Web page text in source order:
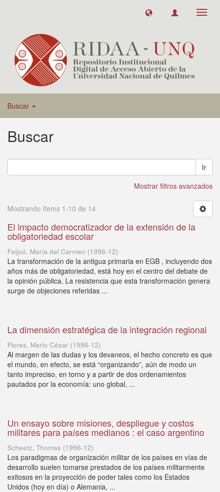
Buscar
Buscar
Ir
Mostrar filtros avanzados
Mostrando ítems 1-10 de 14
El impacto democratizador de la extensión de la
obligatoriedad escolar
Feijoó, María del Carmen (1996-12)
La transformación de la antigua primaria en EGB , incluyendo dos
años más de obligatoriedad, está hoy en el centro del debate de
la opinión pública. La resistencia que esta transformación genera
surge de objeciones referidas ...
La dimensión estratégica de la integración regional
Flores, Mario César (1996-12)
Al margen de las dudas y los devaneos, el hecho concreto es que
el mundo, en efecto, se está “organizando”, aún de modo un
tanto impreciso, en torno y a partir de dos ordenamientos
pautados por la economía: uno global, ...
Un ensayo sobre misiones, despliegue y costos
militares para países medianos : el caso argentino
Scheetz, Thomas (1996-12)
Los paradigmas de organización militar de los países en vías de
desarrollo suelen tomarse prestados de los países militarmente
exitosos en la proyección de poder tales como los Estados
Unidos (hoy en día) o Alemania, ...